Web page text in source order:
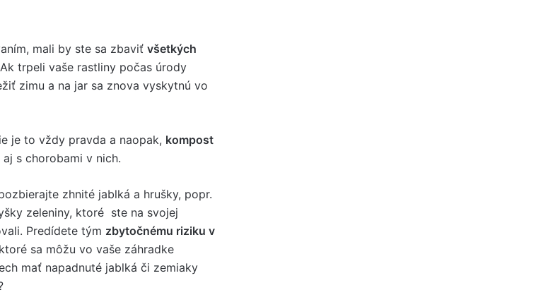
mali by ste sa zbaviť všetkých
trpeli vaše rastliny počas úrody
zimu a na jar sa znova vyskytnú vo
je to vždy pravda a naopak, kompost
s chorobami v nich.
zhnité jablká a hrušky, popr.
zeleniny, ktoré ste na svojej
Predídete tým zbytočnému riziku v
ktoré sa môžu vo vaše záhradke
mať napadnuté jablká či zemiaky